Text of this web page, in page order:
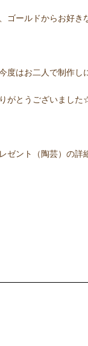
ゴールドからお好
度はお二人で制作し
がとうございました
ゼント（陶芸）の詳